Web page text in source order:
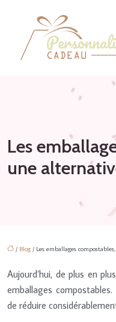
Les
une
/ Blog / Les emballages
Aujourd’hui, de plus en
emballages
de réduire